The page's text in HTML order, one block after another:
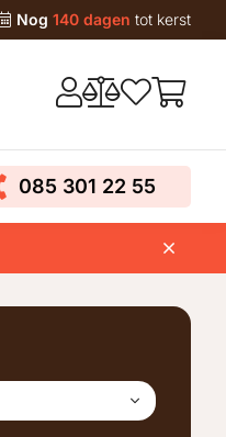
Nog 140 dagen tot kerst
085 301 22 55